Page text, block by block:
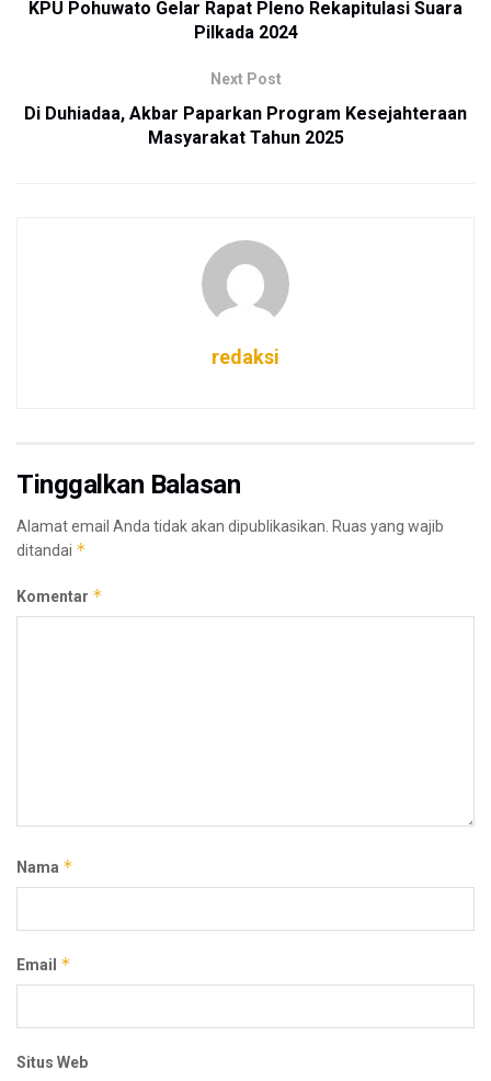
KPU Pohuwato Gelar Rapat Pleno Rekapitulasi Suara
Pilkada 2024
Next Post
Di Duhiadaa, Akbar Paparkan Program Kesejahteraan
Masyarakat Tahun 2025
redaksi
Tinggalkan Balasan
Alamat email Anda tidak akan dipublikasikan. Ruas yang wajib
ditandai *
Komentar *
Nama *
Email *
Situs Web